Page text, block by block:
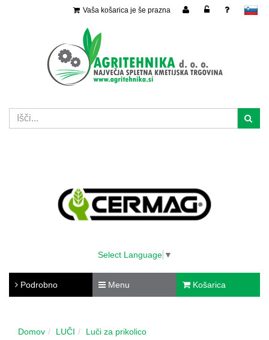
slovensko
Vaša košarica je še prazna
Select Language ▼
Podrobno Menu Košarica
Domov LUČI Luči za prikolico